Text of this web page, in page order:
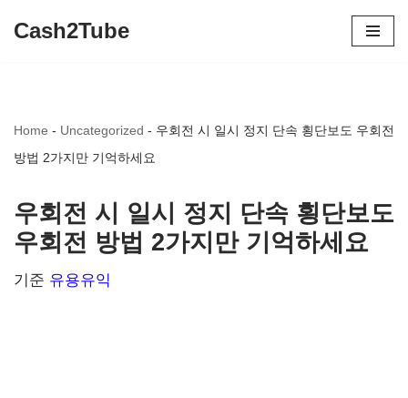
로
건
뛰
기
Cash2Tube
Home - Uncategorized - 우회전 시 일시 정지 단속 횡단보도 우회전
방법 2가지만 기억하세요
우회전 시 일시 정지 단속 횡단보도
우회전 방법 2가지만 기억하세요
기준 유용유익